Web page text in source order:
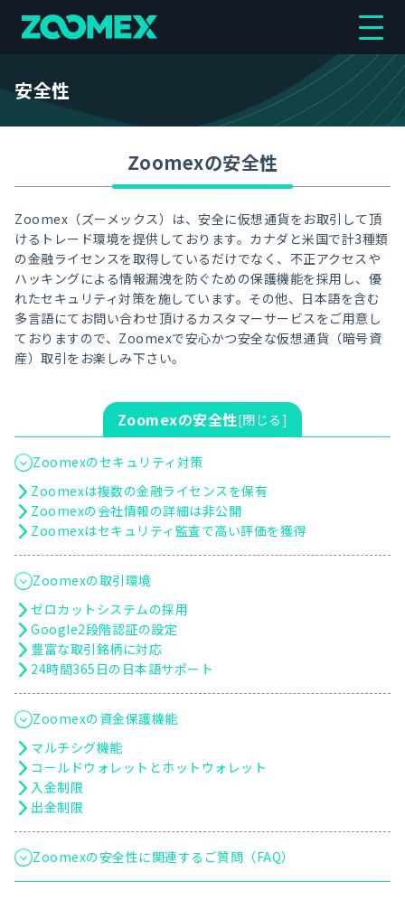
安全性
Zoomexの安全性
Zoomex（ズーメックス）は、安全に仮想通貨をお取引して頂
けるトレード環境を提供しております。カナダと米国で計3種類
の金融ライセンスを取得しているだけでなく、不正アクセスや
ハッキングによる情報漏洩を防ぐための保護機能を採用し、優
れたセキュリティ対策を施しています。その他、日本語を含む
多言語にてお問い合わせ頂けるカスタマーサービスをご用意し
ておりますので、Zoomexで安心かつ安全な仮想通貨（暗号資
産）取引をお楽しみ下さい。
Zoomexの安全性[閉じる ]
Zoomexのセキュリティ対策
Zoomexは複数の金融ライセンスを保有
Zoomexの会社情報の詳細は非公開
Zoomexはセキュリティ監査で高い評価を獲得
Zoomexの取引環境
ゼロカットシステムの採用
Google2段階認証の設定
豊富な取引銘柄に対応
24時間365日の日本語サポート
Zoomexの資金保護機能
マルチシグ機能
コールドウォレットとホットウォレット
入金制限
出金制限
Zoomexの安全性に関連するご質問（FAQ）